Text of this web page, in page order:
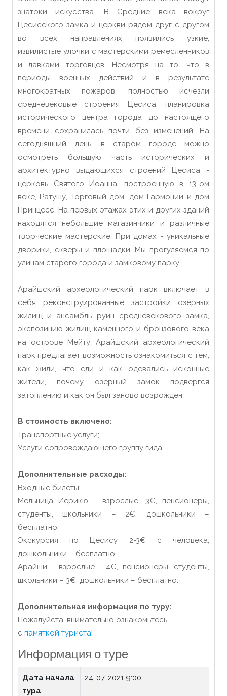
знатоки искусства. В Средние века вокруг
Цесисского замка и церкви рядом друг с другом
во всех направлениях появились узкие,
извилистые улочки с мастерскими ремесленников
и лавками торговцев. Несмотря на то, что в
периоды военных действий и в результате
многократных пожаров, полностью исчезли
средневековые строения Цесиса, планировка
исторического центра города до настоящего
времени сохранилась почти без изменений. На
сегодняшний день, в старом городе можно
осмотреть большую часть исторических и
архитектурно выдающихся строений Цесиса -
церковь Святого Иоанна, построенную в 13-ом
веке, Ратушу, Торговый дом, дом Гармонии и дом
Принцесс. На первых этажах этих и других зданий
находятся небольшие магазинчики и различные
творческие мастерские. При домах - уникальные
дворики, скверы и площадки. Мы прогуляемся по
улицам старого города и замковому парку.
Арайшский археологический парк включает в
себя реконструированные застройки озерных
жилищ и ансамбль руин средневекового замка,
экспозицию жилищ каменного и бронзового века
на острове Мейту. Арайшский археологический
парк предлагает возможность ознакомиться с тем,
как жили, что ели и как одевались исконные
жители, почему озерный замок подвергся
затоплению и как он был заново возрожден.
В стоимость включено:
Транспортные услуги;
Услуги сопровождающего группу гида.
Дополнительные расходы:
Входные билеты:
Мельница Иерикю – взрослые -3€, пенсионеры,
студенты, школьники – 2€, дошкольники –
бесплатно.
Экскурсия по Цесису 2-3€ с человека,
дошкольники – бесплатно.
Арайши - взрослые - 4€, пенсионеры, студенты,
школьники – 3€, дошкольники – бесплатно.
Дополнительная информация по туру:
Пожалуйста, внимательно ознакомьтесь
с памяткой туриста!
Информация о туре
Дата начала
тура
24-07-2021 9:00